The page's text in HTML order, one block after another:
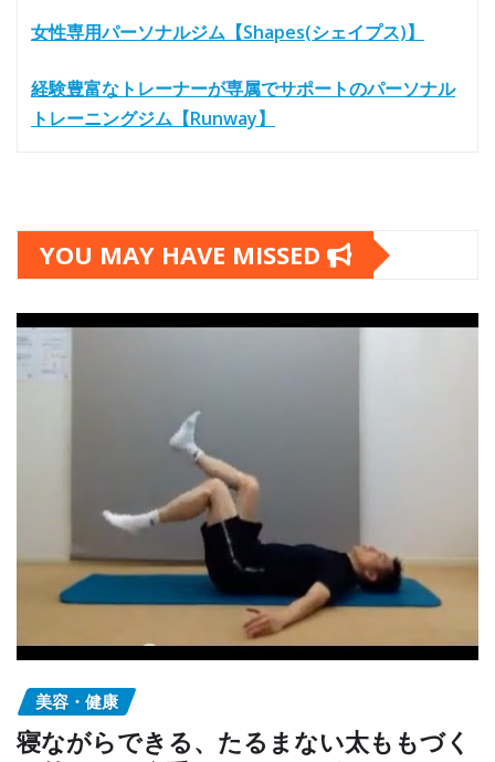
女性専用パーソナルジム【Shapes(シェイプス)】
経験豊富なトレーナーが専属でサポートのパーソナル
トレーニングジム【Runway】
YOU MAY HAVE MISSED
美容・健康
寝ながらできる、たるまない太ももづく